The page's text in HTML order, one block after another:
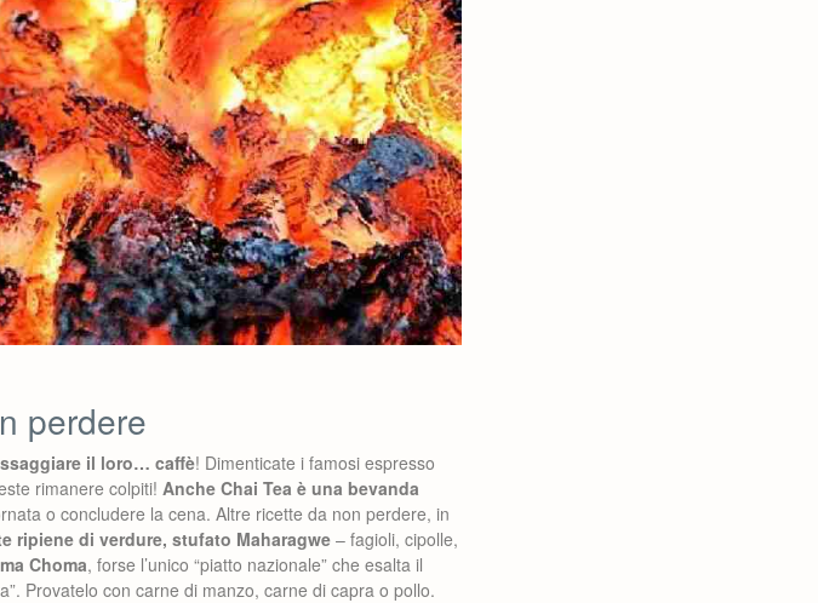
perdere
il loro… caffè! Dimenticate i famosi espresso
rimanere colpiti! Anche Chai Tea è una bevanda
o concludere la cena. Altre ricette da non perdere, in
ripiene di verdure, stufato Maharagwe – fagioli, cipolle,
Choma, forse l’unico “piatto nazionale” che esalta il
Provatelo con carne di manzo, carne di capra o pollo.